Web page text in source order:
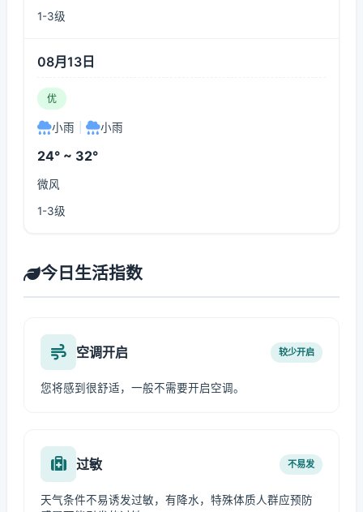
1-3级
08月13日
优
小雨 小雨
24° ~ 32°
微风
1-3级
今日生活指数
空调开启 较少开启
您将感到很舒适，一般不需要开启空调。
过敏 不易发
天气条件不易诱发过敏，有降水，特殊体质人群应预防